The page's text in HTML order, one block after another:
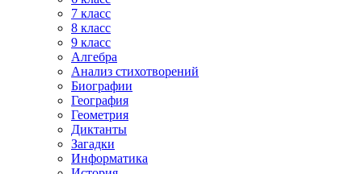
7 класс
8 класс
9 класс
Алгебра
Анализ стихотворений
Биографии
География
Геометрия
Диктанты
Загадки
Информатика